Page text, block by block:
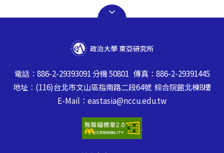
電話：886-2-29393091 分機 50801 傳真：886-2-29391445
地址：(116)台北市文山區指南路二段64號 綜合院館北棟8樓
E-Mail：eastasia@nccu.edu.tw